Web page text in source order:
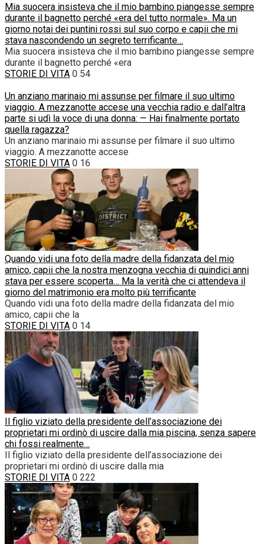
Mia suocera insisteva che il mio bambino piangesse sempre
durante il bagnetto perché «era del tutto normale». Ma un
giorno notai dei puntini rossi sul suo corpo e capii che mi
stava nascondendo un segreto terrificante…
Mia suocera insisteva che il mio bambino piangesse sempre
durante il bagnetto perché «era
STORIE DI VITA 0 54
Un anziano marinaio mi assunse per filmare il suo ultimo
viaggio. A mezzanotte accese una vecchia radio e dall’altra
parte si udì la voce di una donna: — Hai finalmente portato
quella ragazza?
Un anziano marinaio mi assunse per filmare il suo ultimo
viaggio. A mezzanotte accese
STORIE DI VITA 0 16
Quando vidi una foto della madre della fidanzata del mio
amico, capii che la nostra menzogna vecchia di quindici anni
stava per essere scoperta… Ma la verità che ci attendeva il
giorno del matrimonio era molto più terrificante
Quando vidi una foto della madre della fidanzata del mio
amico, capii che la
STORIE DI VITA 0 14
Il figlio viziato della presidente dell’associazione dei
proprietari mi ordinò di uscire dalla mia piscina, senza sapere
chi fossi realmente…
Il figlio viziato della presidente dell’associazione dei
proprietari mi ordinò di uscire dalla mia
STORIE DI VITA 0 222